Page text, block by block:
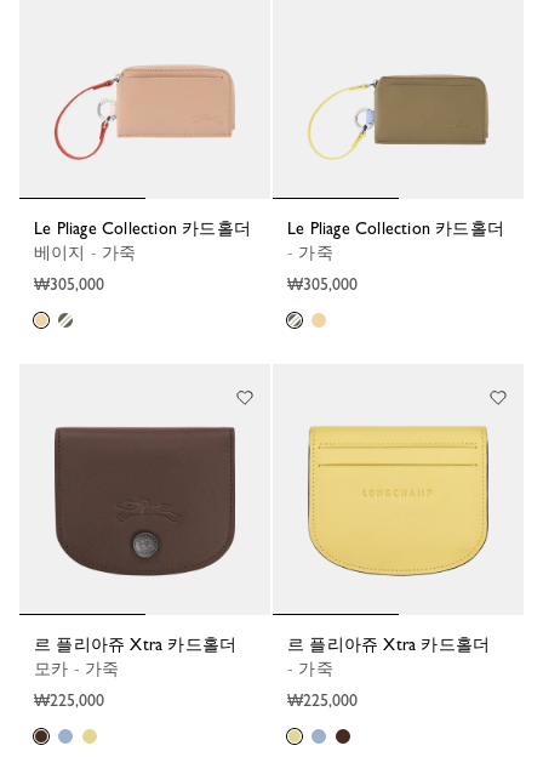
Le Pliage Collection 카드홀더
베이지 - 가죽
₩305,000
Le Pliage Collection 카드홀더
- 가죽
₩305,000
르 플리아쥬 Xtra 카드홀더
모카 - 가죽
₩225,000
르 플리아쥬 Xtra 카드홀더
- 가죽
₩225,000